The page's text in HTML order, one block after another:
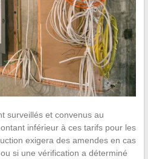
surveillés et convenus au
inférieur à ces tarifs pour les
exigera des amendes en cas
si une vérification a déterminé